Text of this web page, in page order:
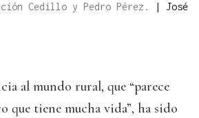
Cedillo y Pedro Pérez. | José
al mundo rural, que “parece
que tiene mucha vida”, ha sido